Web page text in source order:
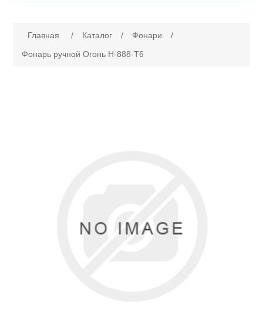
Каталог
Главная / Каталог / Фонари
/
Фонарь ручной Огонь H-888-T6